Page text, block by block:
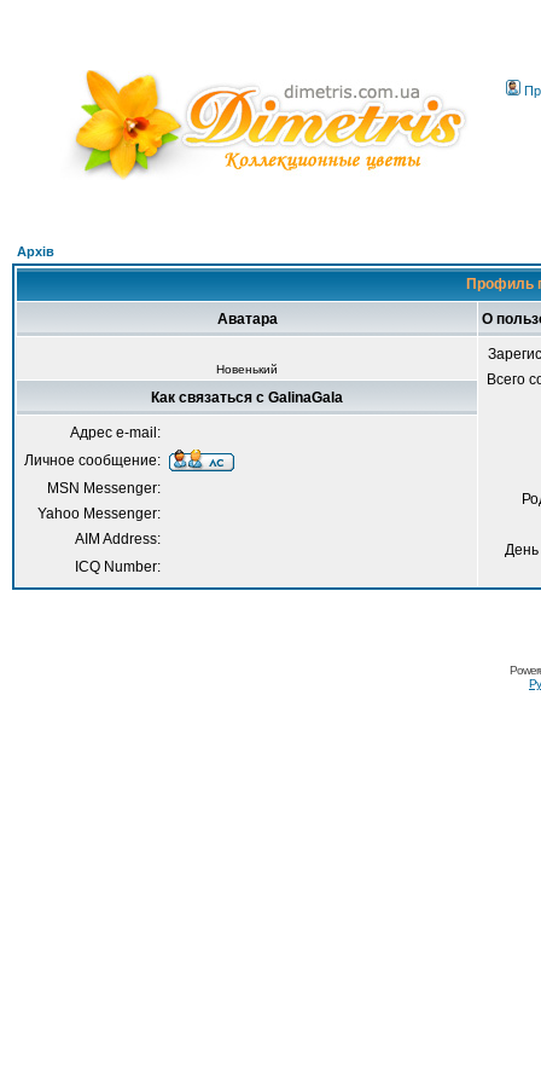
Архів
Профиль
Аватара О
Новенький
Всего
Как связаться с GalinaGala
Адрес e-mail:
Личное сообщение:
MSN Messenger:
Yahoo Messenger:
AIM Address:
ICQ Number: